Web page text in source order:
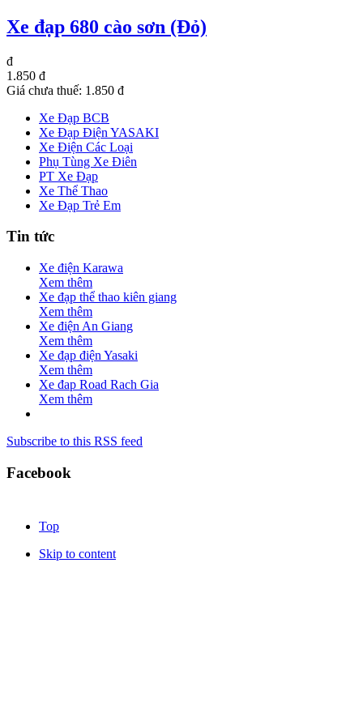
Xe đạp 680 cào sơn (Đỏ)
đ
1.850 đ
Giá chưa thuế: 1.850 đ
Xe Đạp BCB
Xe Đạp Điện YASAKI
Xe Điện Các Loại
Phụ Tùng Xe Điên
PT Xe Đạp
Xe Thể Thao
Xe Đạp Trẻ Em
Tin tức
Xe điện Karawa
Xem thêm
Xe đạp thể thao kiên giang
Xem thêm
Xe điện An Giang
Xem thêm
Xe đạp điện Yasaki
Xem thêm
Xe đap Road Rach Gia
Xem thêm
Subscribe to this RSS feed
Facebook
Top
Skip to content